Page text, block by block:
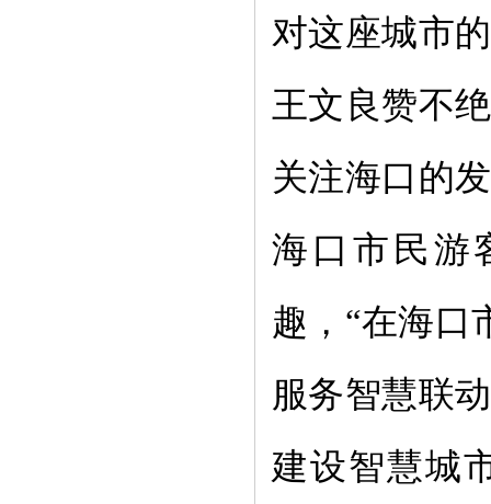
对这座城市
王文良赞不
关注海口的
海口市民游
趣， “在海口
服务智慧联
建设智慧城